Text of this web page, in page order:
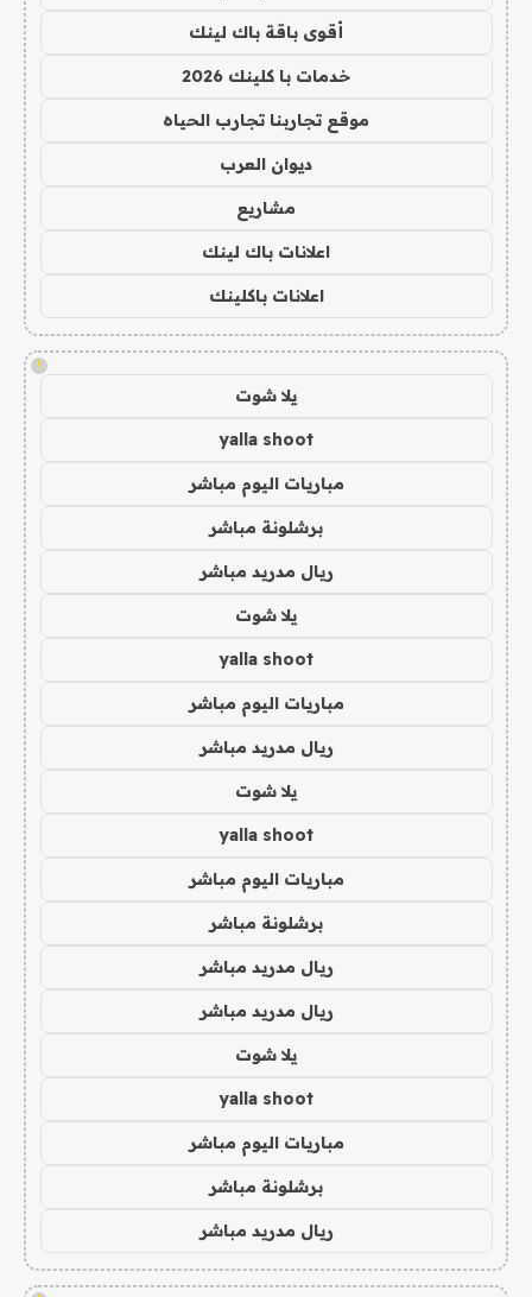
أقوى باقة باك لينك
خدمات با كلينك 2026
موقع تجاربنا تجارب الحياه
ديوان العرب
مشاريع
اعلانات باك لينك
اعلانات باكلينك
!
يلا شوت
yalla shoot
مباريات اليوم مباشر
برشلونة مباشر
ريال مدريد مباشر
يلا شوت
yalla shoot
مباريات اليوم مباشر
ريال مدريد مباشر
يلا شوت
yalla shoot
مباريات اليوم مباشر
برشلونة مباشر
ريال مدريد مباشر
ريال مدريد مباشر
يلا شوت
yalla shoot
مباريات اليوم مباشر
برشلونة مباشر
ريال مدريد مباشر